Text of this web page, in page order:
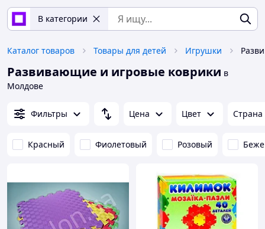
В категории
Каталог товаров Товары для детей Игрушки
Развивающие и игровые коврики в
Молдове
Фильтры Цена Цвет Страна
Красный Фиолетовый Розовый